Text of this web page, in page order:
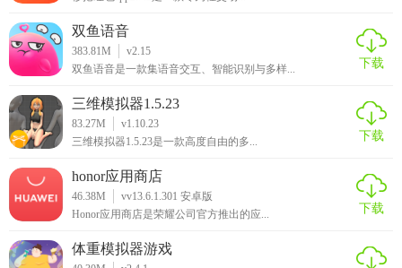
双鱼语音
383.81M
v2.15
双鱼语音是一款集语音交互、智能识别与多样...
下载
三维模拟器1.5.23
83.27M
v1.10.23
三维模拟器1.5.23是一款高度自由的多...
下载
honor应用商店
46.38M
vv13.6.1.301 安卓版
Honor应用商店是荣耀公司官方推出的应...
下载
体重模拟器游戏